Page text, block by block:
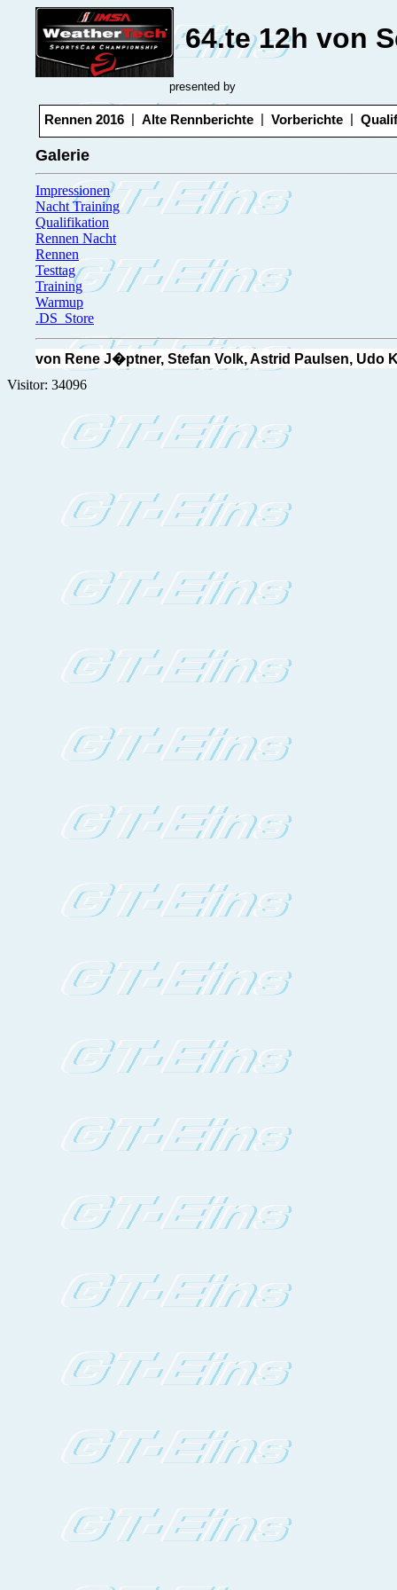
64.te 12h von
presented by
Rennen 2016 | Alte Rennberichte | Vorberichte |
Galerie
Impressionen
Nacht Training
Qualifikation
Rennen Nacht
Rennen
Testtag
Training
Warmup
.DS_Store
von Rene J�ptner, Stefan Volk, Astrid Paulsen,
Visitor: 34096